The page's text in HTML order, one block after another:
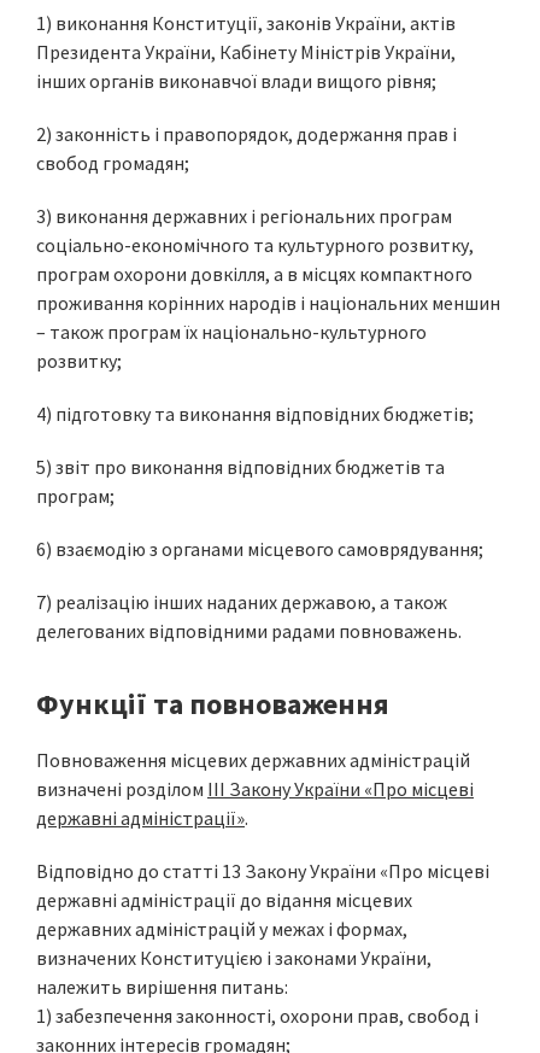
1) виконання Конституції, законів України, актів
Президента України, Кабінету Міністрів України,
інших органів виконавчої влади вищого рівня;
2) законність і правопорядок, додержання прав і
свобод громадян;
3) виконання державних і регіональних програм
соціально-економічного та культурного розвитку,
програм охорони довкілля, а в місцях компактного
проживання корінних народів і національних меншин
– також програм їх національно-культурного
розвитку;
4) підготовку та виконання відповідних бюджетів;
5) звіт про виконання відповідних бюджетів та
програм;
6) взаємодію з органами місцевого самоврядування;
7) реалізацію інших наданих державою, а також
делегованих відповідними радами повноважень.
Функції та повноваження
Повноваження місцевих державних адміністрацій
визначені розділом ІІІ Закону України «Про місцеві
державні адміністрації».
Відповідно до статті 13 Закону України «Про місцеві
державні адміністрації до відання місцевих
державних адміністрацій у межах і формах,
визначених Конституцією і законами України,
належить вирішення питань:
1) забезпечення законності, охорони прав, свобод і
законних інтересів громадян;